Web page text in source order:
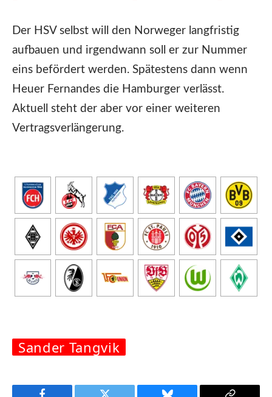
Der HSV selbst will den Norweger langfristig
aufbauen und irgendwann soll er zur Nummer
eins befördert werden. Spätestens dann wenn
Heuer Fernandes die Hamburger verlässt.
Aktuell steht der aber vor einer weiteren
Vertragsverlängerung.
Sander Tangvik